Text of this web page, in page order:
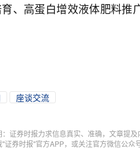
、高蛋白增效液体肥料
座谈交流
：证券时报力求信息真实、准确，文章提
"证券时报"官方APP，或关注官方微信公